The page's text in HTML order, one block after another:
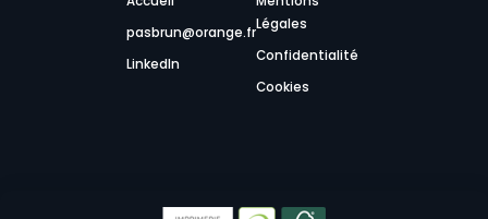
pasbrun@orange.fr
LinkedIn
Légales
Confidentialité
Cookies